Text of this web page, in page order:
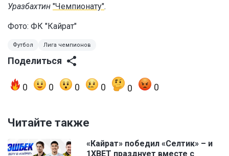
Уразбахтин "Чемпионату".
Фото: ФК "Кайрат"
Футбол Лига чемпионов
Поделиться
0 0 0 0 0 0
Читайте также
«Кайрат» победил «Селтик» – и
1XBET празднует вместе с